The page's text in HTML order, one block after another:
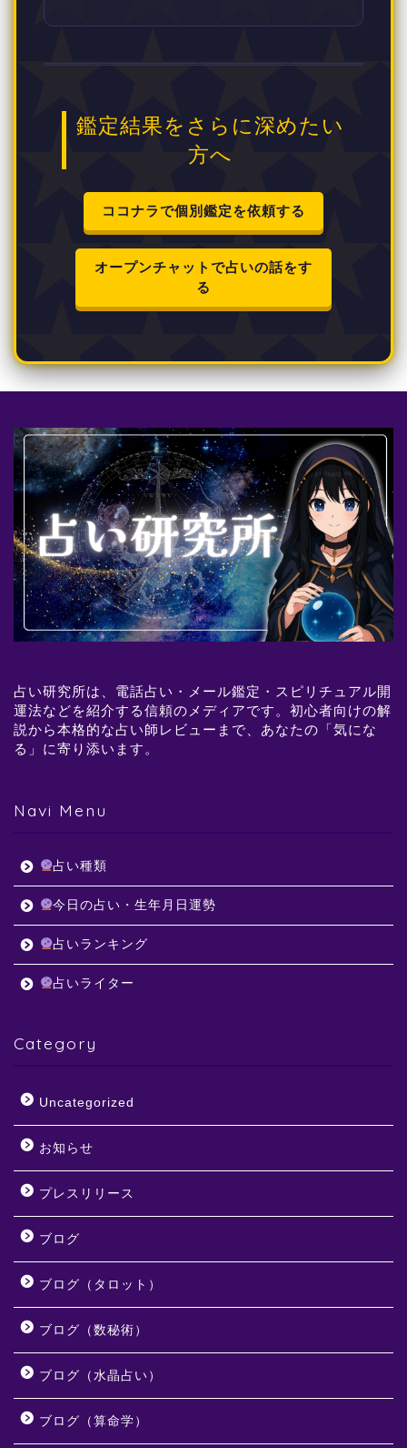
鑑定結果をさらに深めたい
方へ
ココナラで個別鑑定を依頼する
オープンチャットで占いの話をす
る
占い研究所は、電話占い・メール鑑定・スピリチュアル開
運法などを紹介する信頼のメディアです。初心者向けの解
説から本格的な占い師レビューまで、あなたの「気にな
る」に寄り添います。
Navi Menu
占い種類
今日の占い・生年月日運勢
占いランキング
占いライター
Category
Uncategorized
お知らせ
プレスリリース
ブログ
ブログ（タロット）
ブログ（数秘術）
ブログ（水晶占い）
ブログ（算命学）